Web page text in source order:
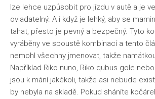
lze lehce uzpůsobit pro jízdu v autě a je
ovladatelný. A i když je lehký, aby se
tahat, přesto je pevný a bezpečný. Tyto
vyráběny ve spoustě kombinací a tento
nemohl všechny jmenovat, takže
Například Riko nuno, Riko qubus gole nebo
jsou k mání jakékoli, takže asi nebude
by nebyla na skladě. Pokud sháníte